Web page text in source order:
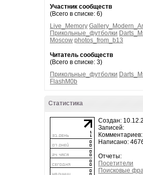
Участник сообществ
(Всего в списке: 6)
Live_Memory
Прикольные_футболки
Moscow photos_from_b13
Читатель сообществ
(Всего в списке: 3)
Прикольные_футболки
FlashM0b
Статистика
Создан:
Записей:
Комментариев:
Написано:
Отчеты:
Посетители
Поисковые